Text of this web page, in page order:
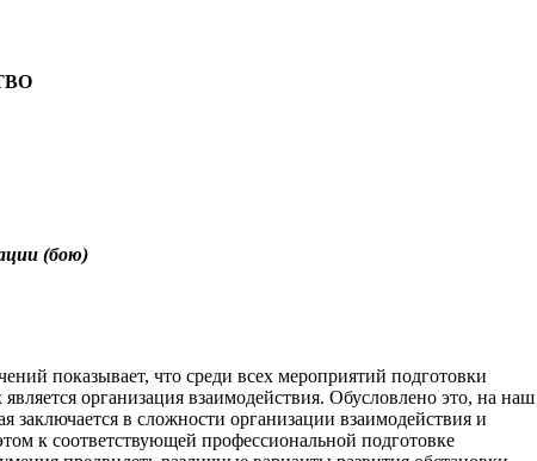
(бою)
показывает, что среди всех мероприятий подготовки
организация взаимодействия. Обусловлено это, на наш
в сложности организации взаимодействия и
к соответствующей профессиональной подготовке